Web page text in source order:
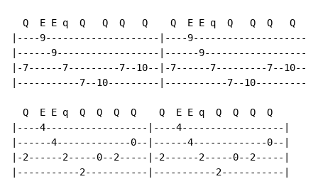
  Q  E E q  Q   Q  Q   Q    Q  E E q  Q   Q  Q   Q
|----9--------------------|----
|------9------------------|------
|-7------7---------7--10--|-7------7---------7--
|-----------7--10---------|-----------7--
  Q  E E q  Q  Q  Q  Q    Q  E E q  Q  Q  Q  Q
|----4------------------|----4------------------|
|------4-------------0--|------4-------------0--|
|-2------2-----0--2-----|-2------2-----0--2-----|
|-----------2-----------|-----------2-----------|